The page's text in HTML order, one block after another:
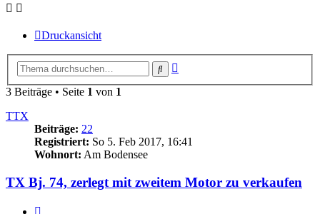
Druckansicht
Suche
3 Beiträge • Seite 1 von 1
TTX
Beiträge: 22
Registriert: So 5. Feb 2017, 16:41
Wohnort: Am Bodensee
TX Bj. 74, zerlegt mit zweitem Motor zu verkaufen